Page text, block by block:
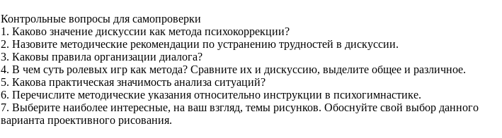
Контрольные вопросы для самопроверки
1. Каково значение дискуссии как метода психокоррекции?
2. Назовите методические рекомендации по устранению трудностей в дискуссии.
3. Каковы правила организации диалога?
4. В чем суть ролевых игр как метода? Сравните их и дискуссию, выделите общее и различное.
5. Какова практическая значимость анализа ситуаций?
6. Перечислите методические указания относительно инструкции в психогимнастике.
7. Выберите наиболее интересные, на ваш взгляд, темы рисунков. Обоснуйте свой выбор данного
варианта проективного рисования.